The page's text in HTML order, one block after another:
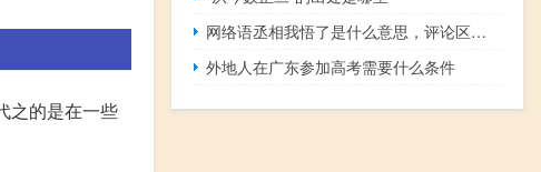
之的是在一些
网络语丞相我悟了是什么意思，评论区丞相我悟了什么梗什么梗
外地人在广东参加高考需要什么条件